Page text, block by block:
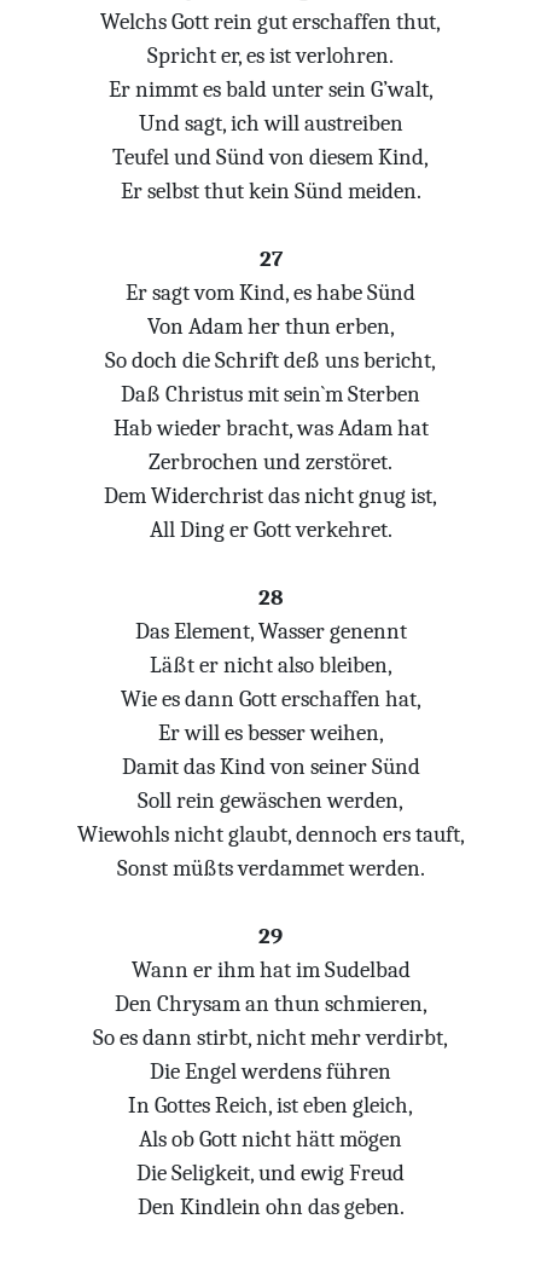
Welchs Gott rein gut erschaffen thut,
Spricht er, es ist verlohren.
Er nimmt es bald unter sein G’walt,
Und sagt, ich will austreiben
Teufel und Sünd von diesem Kind,
Er selbst thut kein Sünd meiden.
27
Er sagt vom Kind, es habe Sünd
Von Adam her thun erben,
So doch die Schrift deß uns bericht,
Daß Christus mit sein`m Sterben
Hab wieder bracht, was Adam hat
Zerbrochen und zerstöret.
Dem Widerchrist das nicht gnug ist,
All Ding er Gott verkehret.
28
Das Element, Wasser genennt
Läßt er nicht also bleiben,
Wie es dann Gott erschaffen hat,
Er will es besser weihen,
Damit das Kind von seiner Sünd
Soll rein gewäschen werden,
Wiewohls nicht glaubt, dennoch ers tauft,
Sonst müßts verdammet werden.
29
Wann er ihm hat im Sudelbad
Den Chrysam an thun schmieren,
So es dann stirbt, nicht mehr verdirbt,
Die Engel werdens führen
In Gottes Reich, ist eben gleich,
Als ob Gott nicht hätt mögen
Die Seligkeit, und ewig Freud
Den Kindlein ohn das geben.